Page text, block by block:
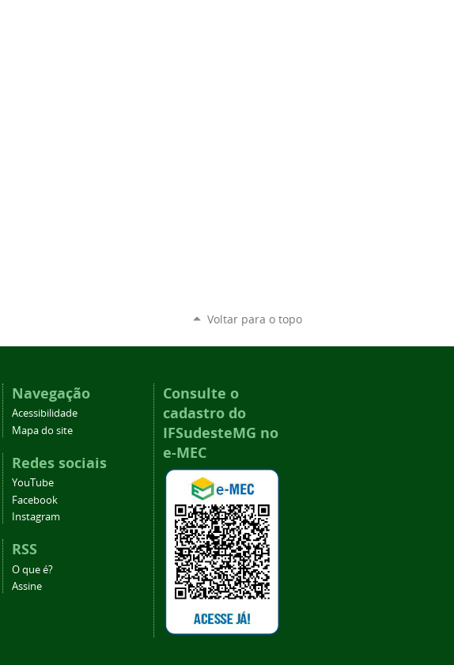
Voltar para o topo
Navegação
Acessibilidade
Mapa do site
Redes sociais
YouTube
Facebook
Instagram
RSS
O que é?
Assine
Consulte o
cadastro do
IFSudesteMG no
e-MEC